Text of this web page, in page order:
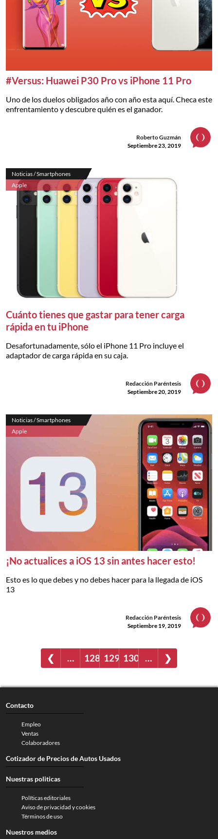
#Versus: Huawei P30 Pro vs iPhone 11 Pro
Uno de los duelos obligados año con año esta aquí. Checa este
enfrentamiento y descubre quién es el ganador.
Roberto Guzmán
Septiembre 23, 2019
Noticias / Smartphones
Apple
Cuánto tienes que gastar para tener carga
rápida en tu iPhone
Desafortunadamente, sólo el iPhone 11 Pro incluye el
adaptador de carga rápida en su caja.
Redacción Paréntesis
Septiembre 20, 2019
Noticias / Smartphones
Apple
¡No actualices a iOS 13 sin antes hacer esto!
Esto es lo que debes y no debes hacer para la llegada de iOS
13
Redacción Paréntesis
Septiembre 19, 2019
❮ … 128 129 130 … ❯
Contacto
Empleo
Ventas
Colaboradores
Cotizador de Precios de Autos Usados
Nuestras politicas
Políticas editoriales
Aviso de privacidad y cookies
Términos de uso
Nuestros medios